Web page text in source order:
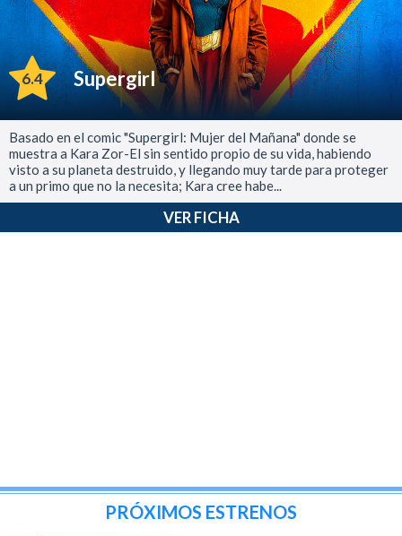
6.4 Supergirl
Basado en el comic "Supergirl: Mujer del Mañana" donde se
muestra a Kara Zor-El sin sentido propio de su vida, habiendo
visto a su planeta destruido, y llegando muy tarde para proteger
a un primo que no la necesita; Kara cree habe...
VER FICHA
PRÓXIMOS ESTRENOS